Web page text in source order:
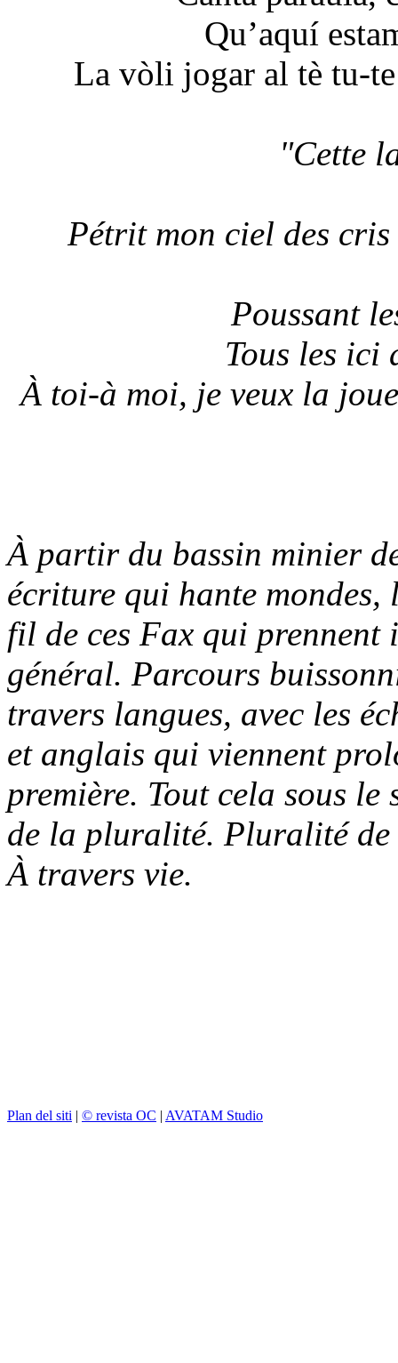
Qu’aquí
La vòli jogar al tè tu-
"Cette
Pétrit mon ciel des
Poussant
Tous les ici
À toi-à moi, je veux la
À partir du bassin minier
écriture qui hante mondes,
fil de ces Fax qui prennent
général. Parcours
travers langues, avec les
et anglais qui viennent
première. Tout cela sous
de la pluralité. Pluralité de
À travers vie.
Plan del siti | © revista OC | AVATAM Studio